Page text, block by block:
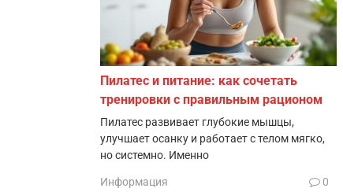
Пилатес и питание: как сочетать
тренировки с правильным рационом
Пилатес развивает глубокие мышцы,
улучшает осанку и работает с телом мягко,
но системно. Именно
Информация 0